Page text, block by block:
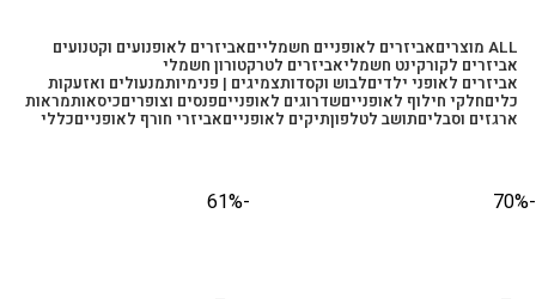
ALL מוצריםאביזרים לאופניים חשמלייםאביזרים לאופנועים וקטנועים
אביזרים לקורקינט חשמליאביזרים לטרקטורון חשמלי
אביזרים לאופני ילדיםלבוש וקסדותצמיגים | פנימיותמנעולים ואזעקות
כליםחלקי חילוף לאופנייםשדרוגים לאופנייםפנסים וצופריםכיסאותמראות
ארגזים וסבליםתושב לטלפוןתיקים לאופנייםאביזרי חורף לאופנייםכללי
-70%
-61%